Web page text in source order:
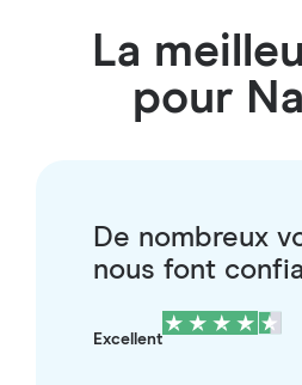
La
pour
De nombreux
nous font
Excellent